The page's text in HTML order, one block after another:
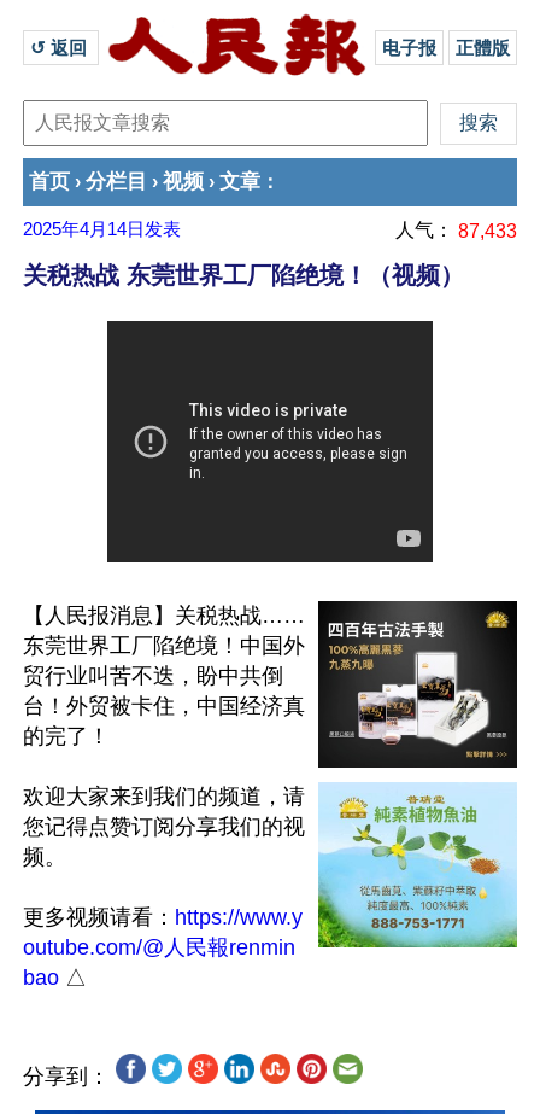
↺ 返回 电子报 正體版
首页 › 分栏目 › 视频 › 文章 ：
2025年4月14日 发表 人气： 87,433
关税热战 东莞世界工厂陷绝境！（视频）
【人民报消息】关税热战……
东莞世界工厂陷绝境！中国外
贸行业叫苦不迭，盼中共倒
台！外贸被卡住，中国经济真
的完了！
欢迎大家来到我们的频道，请
您记得点赞订阅分享我们的视
频。
更多视频请看： https://www.y
outube.com/@人民報renmin
bao
分享到：